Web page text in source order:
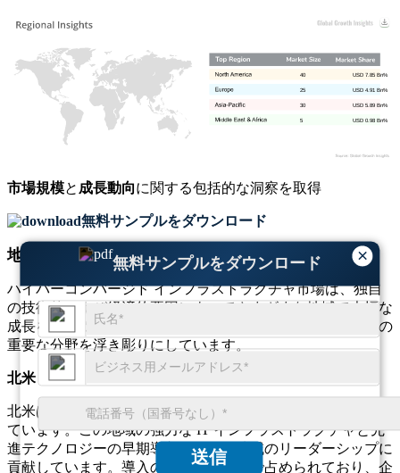
×
無料サンプルをダウンロード
送信
USD 0.98 Bn%
5
USD 5.89 Bn%
30
USD 4.91 Bn%
25
USD 7.85 Bn%
40
市場規模と 成長動向に関する包括的な洞察を取得
無料サンプルをダウンロード
地域別の見通し
ハイパーコンバージド インフラストラクチャ市場は、独自
の技術的および経済的要因によってさまざまな地域で大幅な
成長を遂げています。地域ごとの導入傾向は、焦点と投資の
重要な分野を浮き彫りにしています。
北米
北米は HCI 市場を支配しており、世界の約 55% が導入され
ています。この地域の強力な IT インフラストラクチャと先
進テクノロジーの早期導入が、この地域のリーダーシップに
貢献しています。導入の大部分は米国で占められており、企